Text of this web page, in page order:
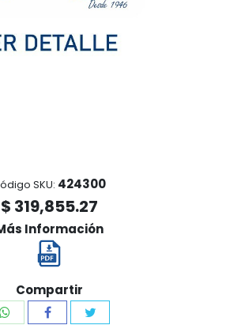
SKU: 424300
$ 319,855.27
Información
Compartir